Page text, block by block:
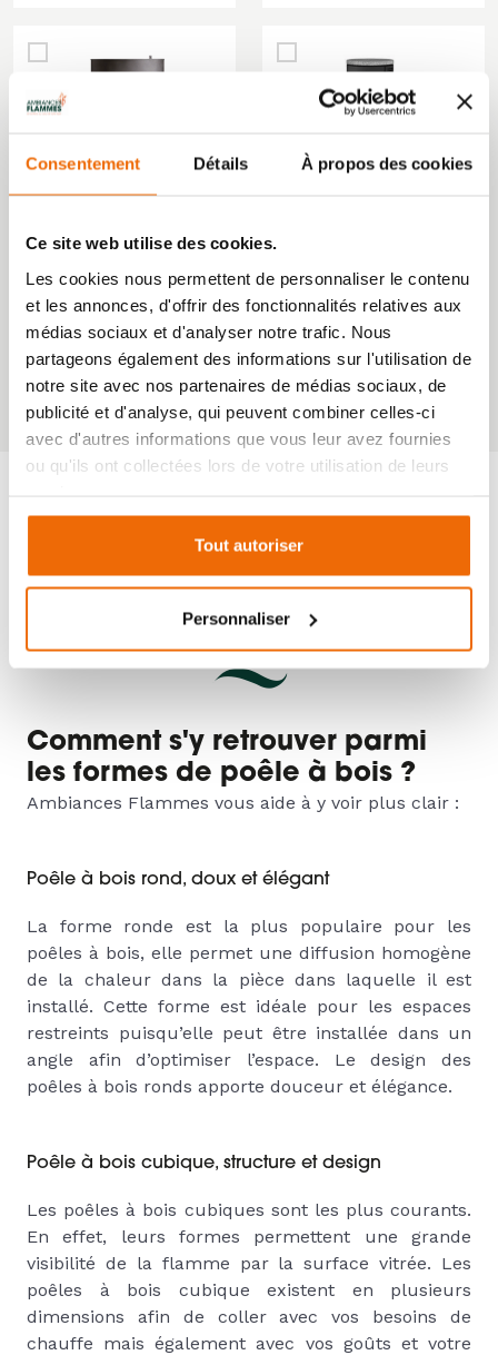
Consentement Détails À propos des cookies
Ce site web utilise des cookies.
Les cookies nous permettent de personnaliser le contenu
et les annonces, d'offrir des fonctionnalités relatives aux
médias sociaux et d'analyser notre trafic. Nous
partageons également des informations sur l'utilisation de
notre site avec nos partenaires de médias sociaux, de
publicité et d'analyse, qui peuvent combiner celles-ci
avec d'autres informations que vous leur avez fournies
ou qu'ils ont collectées lors de votre utilisation de leurs
Tout autoriser
Personnaliser
POÊLE À BOIS
CLOU XTRA
POÊLE À BOIS
RONDIN
4 17
QUELLE FORME ADOPTER
POUR MON POÊLE À BOIS
?
Comment s'y retrouver parmi
les formes de poêle à bois ?
Ambiances Flammes vous aide à y voir plus clair :
Poêle à bois rond, doux et élégant
La forme ronde est la plus populaire pour les
poêles à bois, elle permet une diffusion homogène
de la chaleur dans la pièce dans laquelle il est
installé. Cette forme est idéale pour les espaces
restreints puisqu’elle peut être installée dans un
angle afin d’optimiser l’espace. Le design des
poêles à bois ronds apporte douceur et élégance.
Poêle à bois cubique, structure et design
Les poêles à bois cubiques sont les plus courants.
En effet, leurs formes permettent une grande
visibilité de la flamme par la surface vitrée. Les
poêles à bois cubique existent en plusieurs
dimensions afin de coller avec vos besoins de
chauffe mais également avec vos goûts et votre